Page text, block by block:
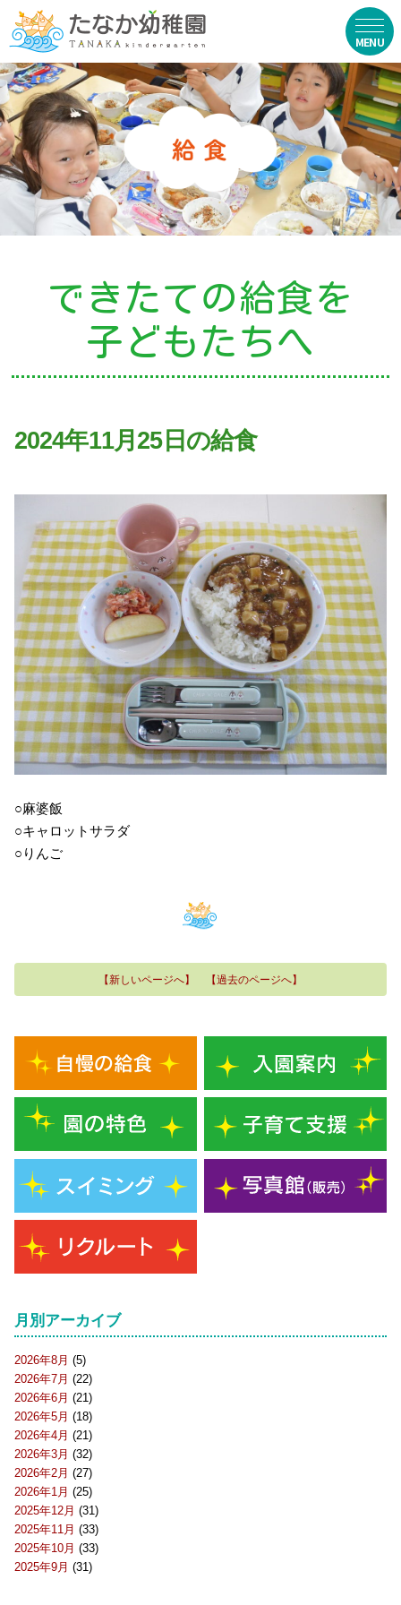
在園生向け
・資料ダウンロード
・園からのお便り
・動画
お知らせ
・ニュース
・ブログ
・園の特色
・自慢の給食
・アクセス
入園案内
子育て支援
未就園児教室
課外授業
できたての給食を
子どもたちへ
2024年11月25日の給食
○麻婆飯
○キャロットサラダ
○りんご
【新しいページへ】 【過去のページへ】
月別アーカイブ
2026年8月 (5)
2026年7月 (22)
2026年6月 (21)
2026年5月 (18)
2026年4月 (21)
2026年3月 (32)
2026年2月 (27)
2026年1月 (25)
2025年12月 (31)
2025年11月 (33)
2025年10月 (33)
2025年9月 (31)